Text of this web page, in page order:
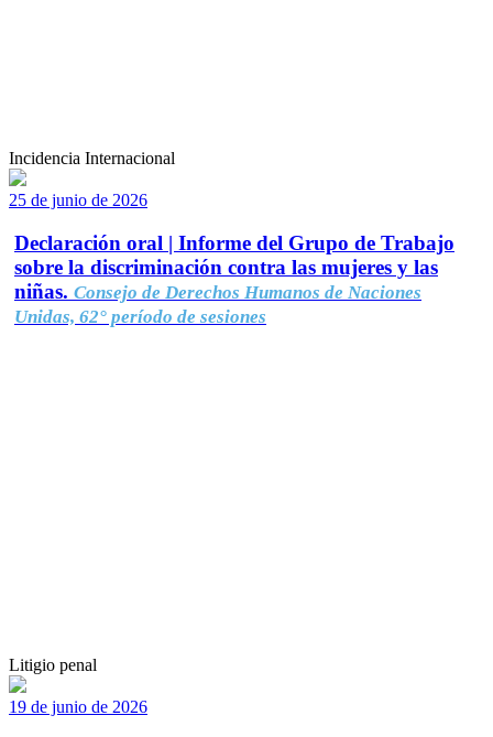
Incidencia Internacional
25 de junio de 2026
Declaración oral | Informe del Grupo de Trabajo
sobre la discriminación contra las mujeres y las
niñas. Consejo de Derechos Humanos de Naciones
Unidas, 62° período de sesiones
Litigio penal
19 de junio de 2026